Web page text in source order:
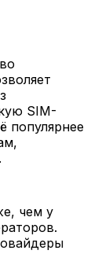
SIM-
популярнее
чем у